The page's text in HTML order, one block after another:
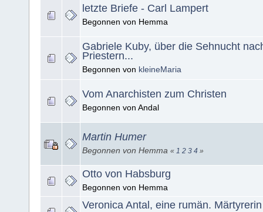
letzte Briefe - Carl Lampert
Begonnen von Hemma
Gabriele Kuby, über die Sehnucht
Priestern...
Begonnen von kleineMaria
Vom Anarchisten zum Christen
Begonnen von Andal
Martin Humer
Begonnen von Hemma « 1 2 3 4 »
Otto von Habsburg
Begonnen von Hemma
Veronica Antal, eine rumän.